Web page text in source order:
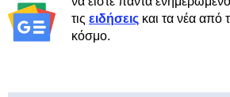
τις ειδήσεις και τα νέα από
κόσμο.